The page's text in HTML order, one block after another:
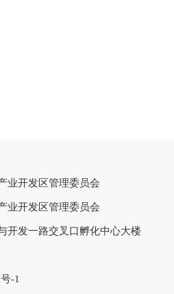
业开发区管理委员会
业开发区管理委员会
开发一路交叉口孵化中心大楼
-1